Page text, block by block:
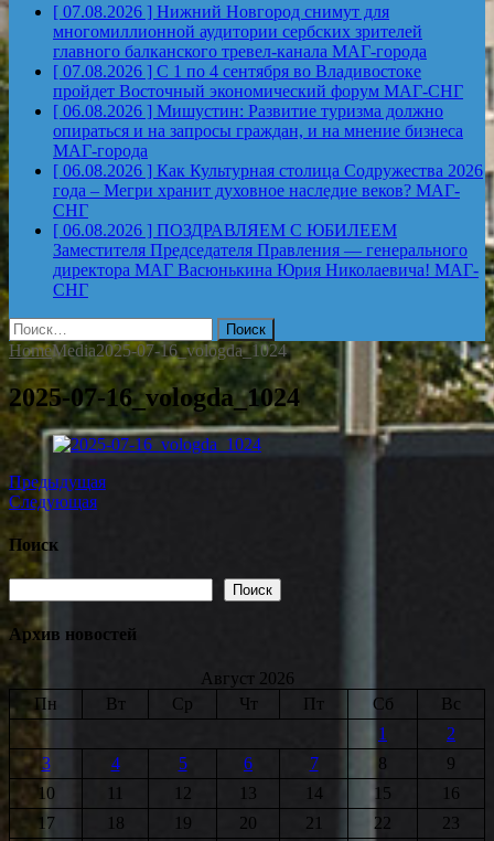
[ 07.08.2026 ] Нижний Новгород снимут для
многомиллионной аудитории сербских зрителей
главного балканского тревел-канала МАГ-города
[ 07.08.2026 ] С 1 по 4 сентября во Владивостоке
пройдет Восточный экономический форум МАГ-СНГ
[ 06.08.2026 ] Мишустин: Развитие туризма должно
опираться и на запросы граждан, и на мнение бизнеса
МАГ-города
[ 06.08.2026 ] Как Культурная столица Содружества 2026
года – Мегри хранит духовное наследие веков? МАГ-
СНГ
[ 06.08.2026 ] ПОЗДРАВЛЯЕМ С ЮБИЛЕЕМ
Заместителя Председателя Правления — генерального
директора МАГ Васюнькина Юрия Николаевича! МАГ-
СНГ
Найти:
HomeMedia2025-07-16_vologda_1024
2025-07-16_vologda_1024
Предыдущая
Следующая
Поиск
Поиск
Архив новостей
Август 2026
Пн
Вт Ср Чт Пт Сб
Вс
1
2
3
4 5 6 7 8
9
10
11 12 13 14 15
16
17
18 19 20 21 22
23